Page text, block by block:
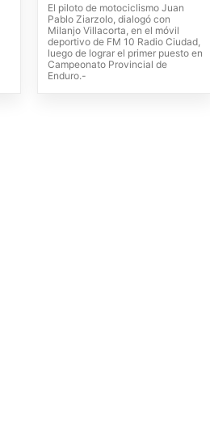
El piloto de motociclismo Juan
Pablo Ziarzolo, dialogó con
Milanjo Villacorta, en el móvil
deportivo de FM 10 Radio Ciudad,
luego de lograr el primer puesto en
Campeonato Provincial de
Enduro.-